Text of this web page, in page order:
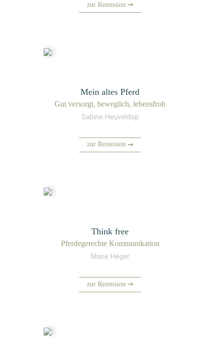
zur Rezension
Mein altes Pferd
Gut ver­sorgt, beweg­lich, lebensfroh
Sabine Heüveldop
zur Rezension
Think free
Pfer­de­ge­rech­te Kommunikation
Marie Heger
zur Rezension